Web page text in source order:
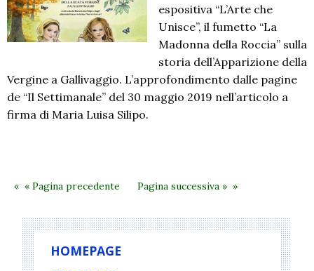
espositiva “L’Arte che
Unisce”, il fumetto “La
Madonna della Roccia” sulla
storia dell’Apparizione della
Vergine a Gallivaggio. L’approfondimento dalle pagine
de “Il Settimanale” del 30 maggio 2019 nell’articolo a
firma di Maria Luisa Silipo.
« Pagina precedente Pagina successiva »
HOMEPAGE